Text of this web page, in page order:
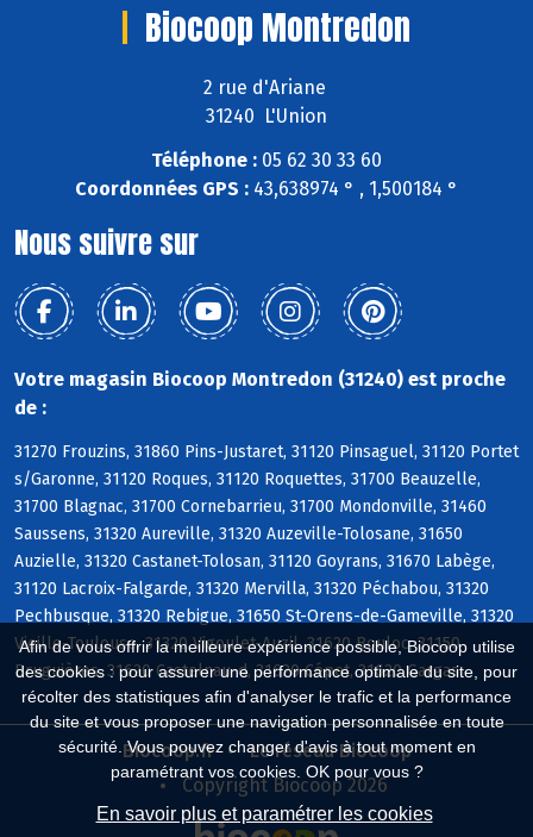
Afin de vous offrir la meilleure expérience possible, Biocoop utilise
des cookies : pour assurer une performance optimale du site, pour
récolter des statistiques afin d'analyser le trafic et la performance
du site et vous proposer une navigation personnalisée en toute
sécurité. Vous pouvez changer d'avis à tout moment en
paramétrant vos cookies. OK pour vous ?
En savoir plus et paramétrer les cookies
Biocoop Montredon
2 rue d'Ariane
31240 L'Union
Téléphone : 05 62 30 33 60
Coordonnées GPS : 43,638974 ° , 1,500184 °
Nous suivre sur
Votre magasin Biocoop Montredon (31240) est proche
de :
31270 Frouzins, 31860 Pins-Justaret, 31120 Pinsaguel, 31120 Portet
s/Garonne, 31120 Roques, 31120 Roquettes, 31700 Beauzelle,
31700 Blagnac, 31700 Cornebarrieu, 31700 Mondonville, 31460
Saussens, 31320 Aureville, 31320 Auzeville-Tolosane, 31650
Auzielle, 31320 Castanet-Tolosan, 31120 Goyrans, 31670 Labège,
31120 Lacroix-Falgarde, 31320 Mervilla, 31320 Péchabou, 31320
Pechbusque, 31320 Rebigue, 31650 St-Orens-de-Gameville, 31320
Vieille-Toulouse, 31320 Vigoulet-Auzil, 31620 Bouloc, 31150
Bruguières, 31620 Castelnau-d, 31620 Cépet, 31620 Gargas
Biocoop.fr
Le réseau Biocoop
Copyright Biocoop 2026